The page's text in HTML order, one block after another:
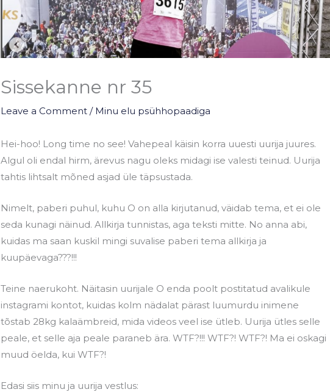
Sissekanne nr 35
Leave a Comment / Minu elu psühhopaadiga
Hei-hoo! Long time no see! Vahepeal käisin korra uuesti uurija juures.
Algul oli endal hirm, ärevus nagu oleks midagi ise valesti teinud. Uurija
tahtis lihtsalt mõned asjad üle täpsustada.
Nimelt, paberi puhul, kuhu O on alla kirjutanud, väidab tema, et ei ole
seda kunagi näinud. Allkirja tunnistas, aga teksti mitte. No anna abi,
kuidas ma saan kuskil mingi suvalise paberi tema allkirja ja
kuupäevaga???!!!
Teine naerukoht. Näitasin uurijale O enda poolt postitatud avalikule
instagrami kontot, kuidas kolm nädalat pärast luumurdu inimene
tõstab 28kg kalaämbreid, mida videos veel ise ütleb. Uurija ütles selle
peale, et selle aja peale paraneb ära. WTF?!!! WTF?! WTF?! Ma ei oskagi
muud öelda, kui WTF?!
Edasi siis minu ja uurija vestlus: